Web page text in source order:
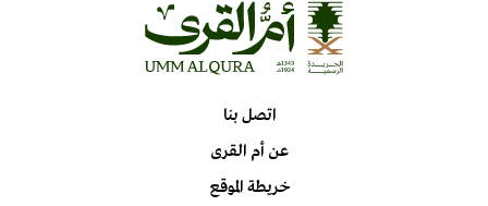
اتصل بنا
عن أم القرى
خريطة الموقع